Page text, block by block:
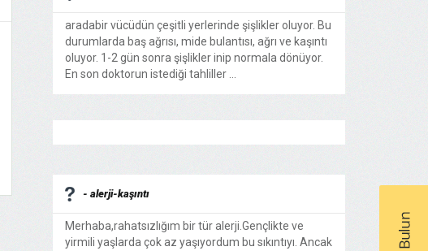
aradabir vücüdün çeşitli yerlerinde şişlikler oluyor. Bu
durumlarda baş ağrısı, mide bulantısı, ağrı ve kaşıntı
oluyor. 1-2 gün sonra şişlikler inip normala dönüyor.
En son doktorun istediği tahliller ...
- alerji-kaşıntı
Merhaba,rahatsızlığım bir tür alerji.Gençlikte ve
yirmili yaşlarda çok az yaşıyordum bu sıkıntıyı. Ancak